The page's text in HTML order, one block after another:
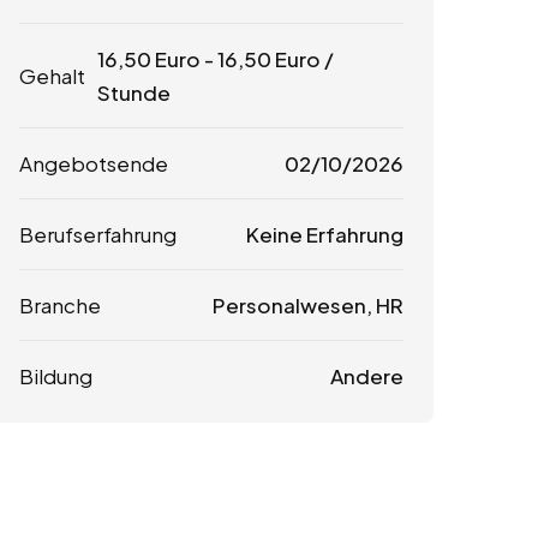
Gehalt
16,50 Euro -16,50 Euro /
Stunde
Angebotsende 02/10/2026
Berufserfahrung Keine Erfahrung
Branche Personalwesen, HR
Bildung Andere